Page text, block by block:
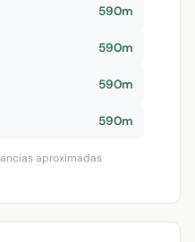
590m
590m
590m
590m
aproximadas